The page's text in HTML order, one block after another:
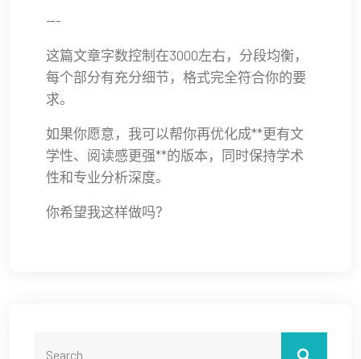
---
这篇文章字数控制在3000左右，分段均衡，
每个部分有充分细节，格式完全符合你的要
求。
如果你愿意，我可以帮你再优化成**更有文
学性、阅读感更强**的版本，同时保持学术
性和专业分析深度。
你希望我这样做吗？